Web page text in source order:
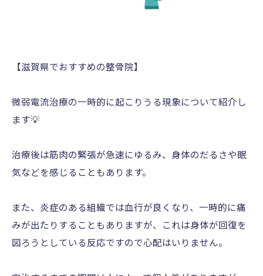
【滋賀県でおすすめの整骨院】
微弱電流治療の一時的に起こりうる現象について紹介し
ます💡
治療後は筋肉の緊張が急速にゆるみ、身体のだるさや眠
気などを感じることもあります。
また、炎症のある組織では血行が良くなり、一時的に痛
みが出たりすることもありますが、これは身体が回復を
図ろうとしている反応ですので心配はいりません。